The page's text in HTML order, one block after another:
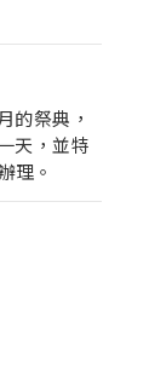
的祭典，
天，並特
理。